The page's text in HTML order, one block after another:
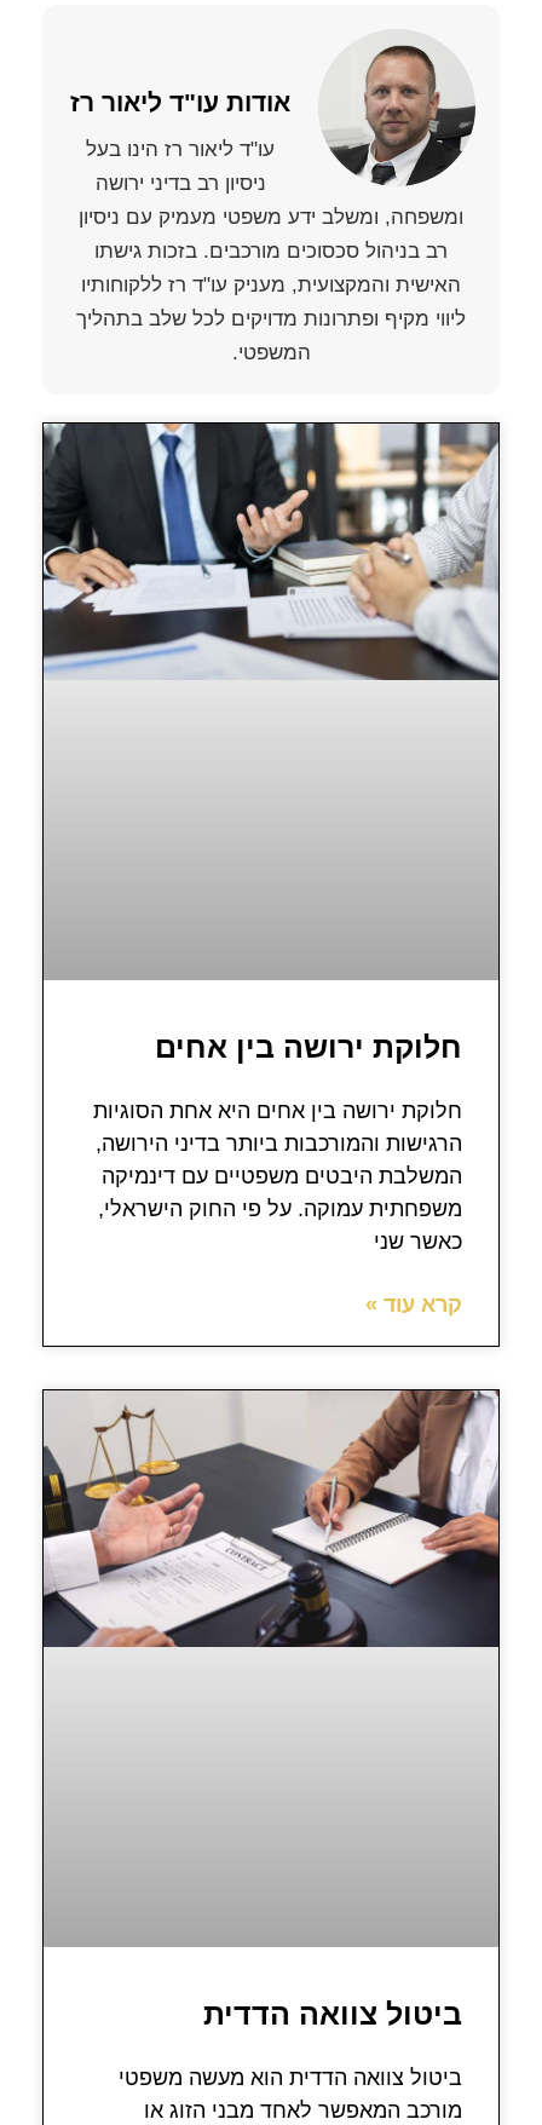
אודות עו"ד ליאור רז
עו"ד ליאור רז הינו בעל
ניסיון רב בדיני ירושה
ומשפחה, ומשלב ידע משפטי מעמיק עם ניסיון
רב בניהול סכסוכים מורכבים. בזכות גישתו
האישית והמקצועית, מעניק עו"ד רז ללקוחותיו
ליווי מקיף ופתרונות מדויקים לכל שלב בתהליך
המשפטי.
חלוקת ירושה בין אחים
חלוקת ירושה בין אחים היא אחת הסוגיות
הרגישות והמורכבות ביותר בדיני הירושה,
המשלבת היבטים משפטיים עם דינמיקה
משפחתית עמוקה. על פי החוק הישראלי,
כאשר שני
קרא עוד »
ביטול צוואה הדדית
ביטול צוואה הדדית הוא מעשה משפטי
מורכב המאפשר לאחד מבני הזוג או